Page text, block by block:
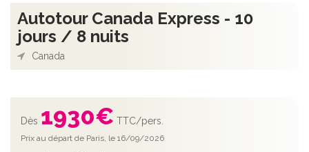
Autotour Canada Express - 10
jours / 8 nuits
Canada
Dès 1930€ TTC/pers.
Prix au départ de Paris, le 16/09/2026